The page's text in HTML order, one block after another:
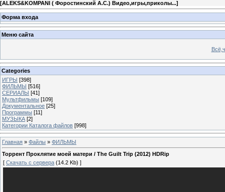
[ALEKS&KOMPANI ( Форостинский А.С.) Видео,игры,приколы...]
Форма входа
Меню сайта
Categories
ИГРЫ [398]
ФИЛЬМЫ [516]
СЕРИАЛЫ [41]
Мультфильмы [109]
Документальное [25]
Программы [11]
МУЗЫКА [2]
Категории Каталога файлов [998]
Главная » Файлы » ФИЛЬМЫ
Торрент Проклятие моей матери / The Guilt Trip (2012) HDRip
[ Скачать с сервера (14.2 Kb) ]